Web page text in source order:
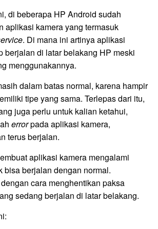
di beberapa HP Android sudah
aplikasi kamera yang termasuk
. Di mana ini artinya aplikasi
berjalan di latar belakang HP meski
menggunakannya.
dalam batas normal, karena hampir
tipe yang sama. Terlepas dari itu,
juga perlu untuk kalian ketahui,
errorpada aplikasi kamera,
terus berjalan.
aplikasi kamera mengalami
bisa berjalan dengan normal.
cara menghentikan paksa
sedang berjalan di latar belakang.